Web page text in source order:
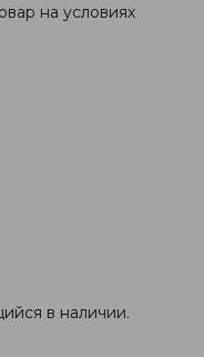
на условиях
в наличии.